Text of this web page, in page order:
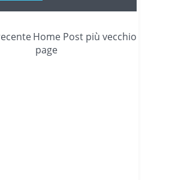
Post più vecchio
Home
page